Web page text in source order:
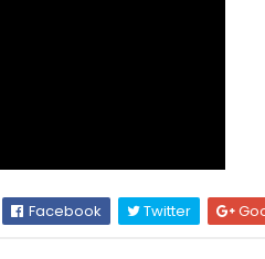
Facebook Twitter